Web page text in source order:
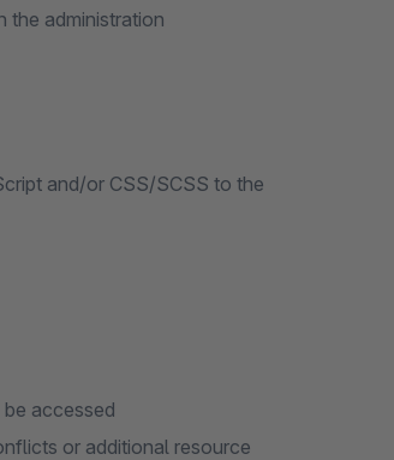
the administration
and/or CSS/SCSS to the
accessed
or additional resource